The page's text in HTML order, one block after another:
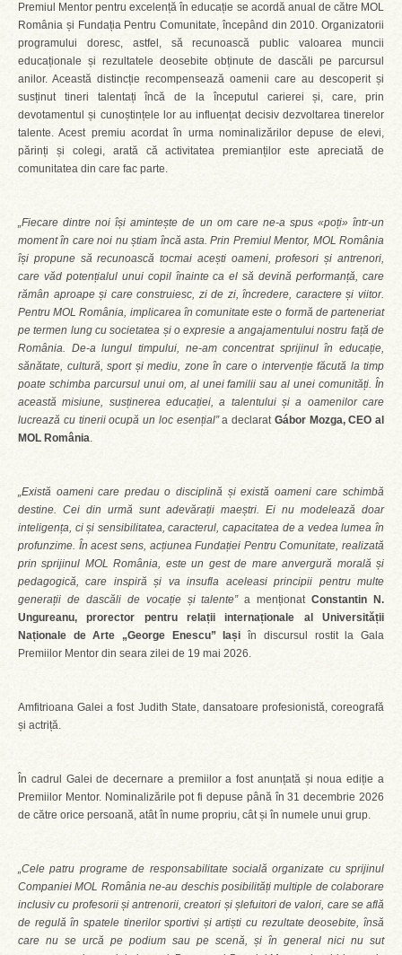
Premiul Mentor pentru excelență în educație se acordă anual de către MOL
România și Fundația Pentru Comunitate, începând din 2010. Organizatorii
programului doresc, astfel, să recunoască public valoarea muncii
educaționale și rezultatele deosebite obținute de dascăli pe parcursul
anilor. Această distincție recompensează oamenii care au descoperit și
susținut tineri talentați încă de la începutul carierei și, care, prin
devotamentul și cunoștințele lor au influențat decisiv dezvoltarea tinerelor
talente. Acest premiu acordat în urma nominalizărilor depuse de elevi,
părinți și colegi, arată că activitatea premianților este apreciată de
comunitatea din care fac parte.
„Fiecare dintre noi își amintește de un om care ne-a spus «poți» într-un
moment în care noi nu știam încă asta. Prin Premiul Mentor, MOL România
își propune să recunoască tocmai acești oameni, profesori și antrenori,
care văd potențialul unui copil înainte ca el să devină performanță, care
rămân aproape și care construiesc, zi de zi, încredere, caractere și viitor.
Pentru MOL România, implicarea în comunitate este o formă de parteneriat
pe termen lung cu societatea și o expresie a angajamentului nostru față de
România. De-a lungul timpului, ne-am concentrat sprijinul în educație,
sănătate, cultură, sport și mediu, zone în care o intervenție făcută la timp
poate schimba parcursul unui om, al unei familii sau al unei comunități. În
această misiune, susținerea educației, a talentului și a oamenilor care
lucrează cu tinerii ocupă un loc esențial”a declarat Gábor Mozga, CEO al
MOL România.
„Există oameni care predau o disciplină și există oameni care schimbă
destine. Cei din urmă sunt adevărații maeștri. Ei nu modelează doar
inteligența, ci și sensibilitatea, caracterul, capacitatea de a vedea lumea în
profunzime. În acest sens, acțiunea Fundației Pentru Comunitate, realizată
prin sprijinul MOL România, este un gest de mare anvergură morală și
pedagogică, care inspiră și va insufla aceleasi principii pentru multe
generații de dascăli de vocație și talente”a menționatConstantin N.
Ungureanu, prorector pentru relații internaționale al Universității
Naționale de Arte „George Enescu” Iași în discursul rostit la Gala
Premiilor Mentor din seara zilei de 19 mai 2026.
Amfitrioana Galei a fost Judith State, dansatoare profesionistă, coreografă
și actriță.
În cadrul Galei de decernare a premiilor a fost anunțată și noua ediție a
Premiilor Mentor. Nominalizările pot fi depuse până în 31 decembrie 2026
de către orice persoană, atât în nume propriu, cât și în numele unui grup.
„Cele patru programe de responsabilitate socială organizate cu sprijinul
Companiei MOL România ne-au deschis posibilități multiple de colaborare
inclusiv cu profesorii și antrenorii, creatori și șlefuitori de valori, care se află
de regulă în spatele tinerilor sportivi și artiști cu rezultate deosebite, însă
care nu se urcă pe podium sau pe scenă, și în general nici nu sut